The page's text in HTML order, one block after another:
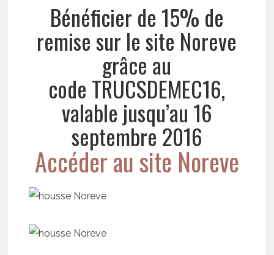
Bénéficier de 15% de
remise sur le site Noreve
grâce au
code TRUCSDEMEC16,
valable jusqu’au 16
septembre 2016
Accéder au site Noreve